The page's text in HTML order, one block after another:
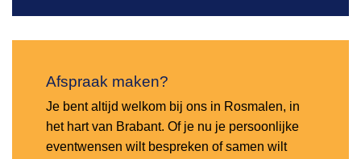
Afspraak maken?
Je bent altijd welkom bij ons in Rosmalen, in
het hart van Brabant. Of je nu je persoonlijke
eventwensen wilt bespreken of samen wilt